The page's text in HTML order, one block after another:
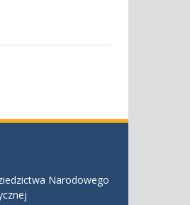
Narodowego